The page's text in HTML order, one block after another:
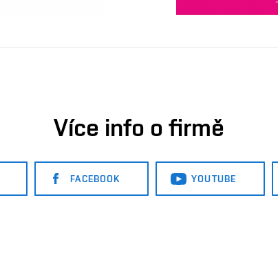
Více info o firmě
FACEBOOK YOUTUBE